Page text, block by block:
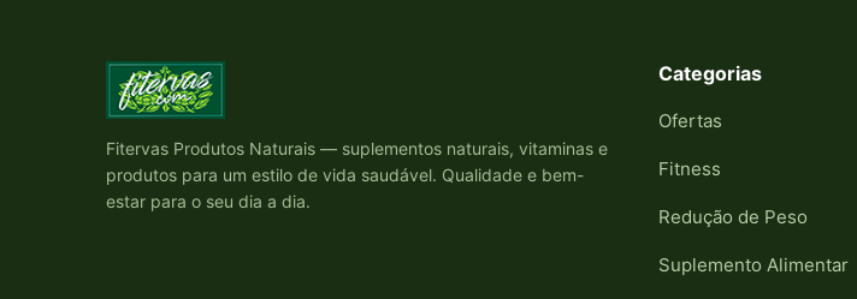
Fitervas Produtos Naturais — suplementos naturais, vitaminas e
produtos para um estilo de vida saudável. Qualidade e bem-
estar para o seu dia a dia.
Categorias
Ofertas
Fitness
Redução de Peso
Suplemento Alimentar